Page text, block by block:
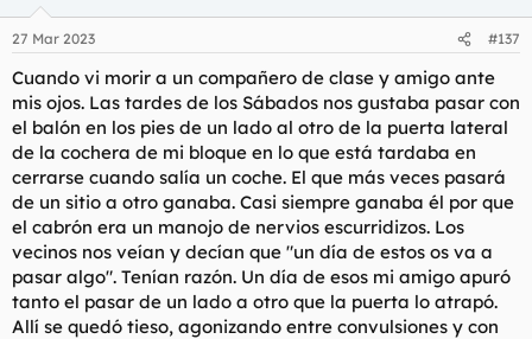
e
:
27 Mar 2023 #137
Cuando vi morir a un compañero de clase y amigo ante
mis ojos. Las tardes de los Sábados nos gustaba pasar con
el balón en los pies de un lado al otro de la puerta lateral
de la cochera de mi bloque en lo que está tardaba en
cerrarse cuando salía un coche. El que más veces pasará
de un sitio a otro ganaba. Casi siempre ganaba él por que
el cabrón era un manojo de nervios escurridizos. Los
vecinos nos veían y decían que "un día de estos os va a
pasar algo". Tenían razón. Un día de esos mi amigo apuró
tanto el pasar de un lado a otro que la puerta lo atrapó.
Allí se quedó tieso, agonizando entre convulsiones y con